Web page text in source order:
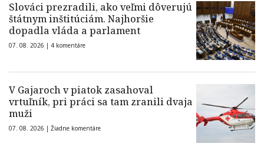
Slováci prezradili, ako veľmi dôverujú
štátnym inštitúciám. Najhoršie
dopadla vláda a parlament
07. 08. 2026 | 4 komentáre
V Gajaroch v piatok zasahoval
vrtuľník, pri práci sa tam zranili dvaja
muži
07. 08. 2026 | Žiadne komentáre